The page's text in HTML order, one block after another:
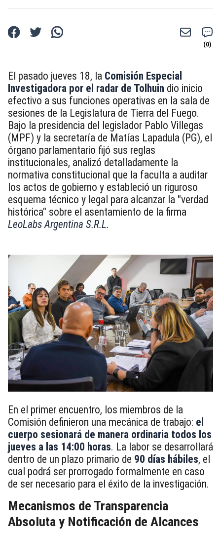
El pasado jueves 18, la Comisión Especial
Investigadora por el radar de Tolhuin dio inicio
efectivo a sus funciones operativas en la sala de
sesiones de la Legislatura de Tierra del Fuego.
Bajo la presidencia del legislador Pablo Villegas
(MPF) y la secretaría de Matías Lapadula (PG), el
órgano parlamentario fijó sus reglas
institucionales, analizó detalladamente la
normativa constitucional que la faculta a auditar
los actos de gobierno y estableció un riguroso
esquema técnico y legal para alcanzar la "verdad
histórica" sobre el asentamiento de la firma
LeoLabs Argentina S.R.L.
En el primer encuentro, los miembros de la
Comisión definieron una mecánica de trabajo: el
cuerpo sesionará de manera ordinaria todos los
jueves a las 14:00 horas. La labor se desarrollará
dentro de un plazo primario de 90 días hábiles, el
cual podrá ser prorrogado formalmente en caso
de ser necesario para el éxito de la investigación.
Mecanismos de Transparencia
Absoluta y Notificación de Alcances